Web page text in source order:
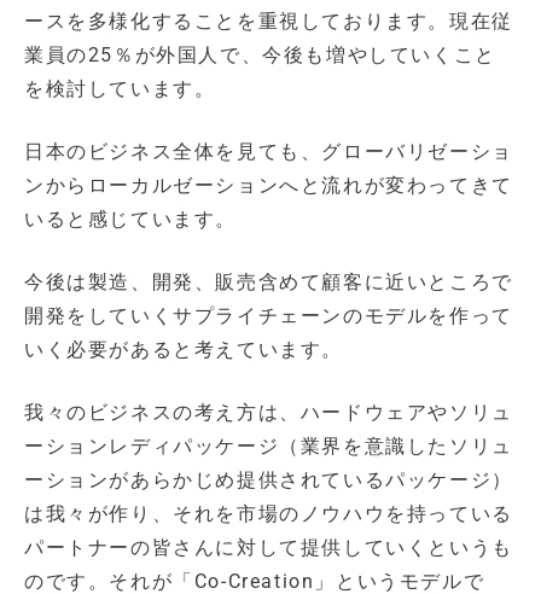
ースを多様化することを重視しております。現在従
業員の25％が外国人で、今後も増やしていくこと
を検討しています。
日本のビジネス全体を見ても、グローバリゼーショ
ンからローカルゼーションへと流れが変わってきて
いると感じています。
今後は製造、開発、販売含めて顧客に近いところで
開発をしていくサプライチェーンのモデルを作って
いく必要があると考えています。
我々のビジネスの考え方は、ハードウェアやソリュ
ーションレディパッケージ（業界を意識したソリュ
ーションがあらかじめ提供されているパッケージ）
は我々が作り、それを市場のノウハウを持っている
パートナーの皆さんに対して提供していくというも
のです。それが「Co-Creation」というモデルで